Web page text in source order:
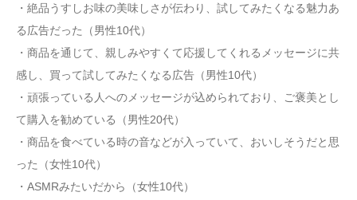
・絶品うすしお味の美味しさが伝わり、試してみたくなる魅力あ
る広告だった（男性10代）
・商品を通じて、親しみやすくて応援してくれるメッセージに共
感し、買って試してみたくなる広告（男性10代）
・頑張っている人へのメッセージが込められており、ご褒美とし
て購入を勧めている（男性20代）
・商品を食べている時の音などが入っていて、おいしそうだと思
った（女性10代）
・ASMRみたいだから（女性10代）